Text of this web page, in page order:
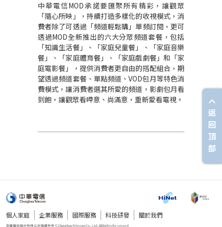
中華電信MOD承諾要匯聚所有精彩，讓觀眾
「隨心所映」，持續打造多樣化的收視模式，消
費者除了可透過「頻道輕鬆購」單頻訂閱，更可
透過MOD全新推出的六大分眾頻道套餐，包括
「知識生活餐」、「家庭兒童餐」、「家庭音樂
餐」、「家庭體育餐」、「家庭戲劇餐」和「家
庭電影餐」，提供消費者更自由的搭配組合，期
望透過頻道套餐、單點頻道、VOD包月等特色消
費模式，讓消費者選其所愛的頻道，影劇包月看
到飽，讓觀眾看呷意、尚滿意，重新愛看電視。
個人家庭 企業服務 國際服務 科技研發 關於我們
返
回
頂
部